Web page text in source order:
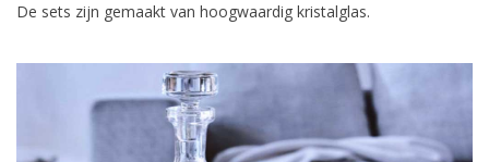
De sets zijn gemaakt van hoogwaardig kristalglas.